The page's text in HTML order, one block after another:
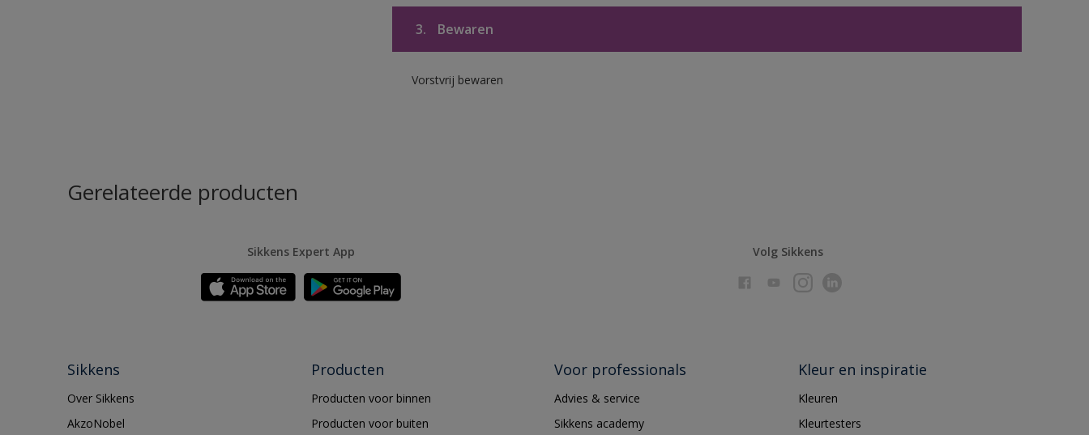
3. Bewaren
Vorstvrij bewaren
Gerelateerde producten
Sikkens Expert App Volg Sikkens
Sikkens
Over Sikkens
AkzoNobel
Producten
Producten voor binnen
Producten voor buiten
Voor professionals
Advies & service
Sikkens academy
Kleur en inspiratie
Kleuren
Kleurtesters